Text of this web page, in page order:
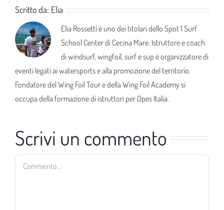
Scritto da: Elia
Elia Rossetti è uno dei titolari dello Spot 1 Surf
School Center di Cecina Mare. Istruttore e coach
di windsurf, wingfoil, surf e sup è organizzatore di
eventi legati ai watersports e alla promozione del territorio.
Fondatore del Wing Foil Tour e della Wing Foil Academy si
occupa della formazione di istruttori per Opes Italia.
Scrivi un commento
Commento